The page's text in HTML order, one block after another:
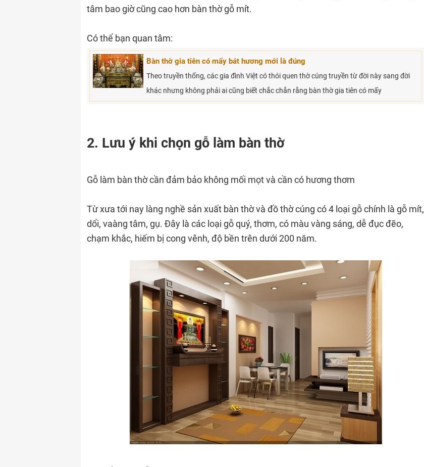
tâm bao giờ cũng cao hơn bàn thờ gỗ mít.
Có thể bạn quan tâm:
Bàn thờ gia tiên có mấy bát hương mới là đúng
Theo truyền thống, các gia đình Việt có thói quen thờ cúng truyền từ đời này sang đời
khác nhưng không phải ai cũng biết chắc chắn rằng bàn thờ gia tiên có mấy
2. Lưu ý khi chọn gỗ làm bàn thờ
Gỗ làm bàn thờ cần đảm bảo không mối mọt và cần có hương thơm
Từ xưa tới nay làng nghề sản xuất bàn thờ và đồ thờ cúng có 4 loại gỗ chính là gỗ mít,
dổi, vaàng tâm, gụ. Đây là các loại gỗ quý, thơm, có màu vàng sáng, dễ đục đẽo,
chạm khắc, hiếm bị cong vênh, độ bền trên dưới 200 năm.